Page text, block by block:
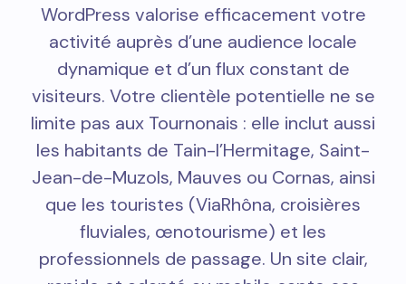
WordPress valorise efficacement votre
activité auprès d’une audience locale
dynamique et d’un flux constant de
visiteurs. Votre clientèle potentielle ne se
limite pas aux Tournonais : elle inclut aussi
les habitants de Tain-l’Hermitage, Saint-
Jean-de-Muzols, Mauves ou Cornas, ainsi
que les touristes (ViaRhôna, croisières
fluviales, œnotourisme) et les
professionnels de passage. Un site clair,